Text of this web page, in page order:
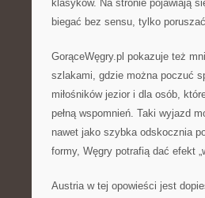
klasyków. Na stronie pojawiają
biegać bez sensu, tylko
GorąceWęgry.pl pokazuje też
szlakami, gdzie można poczuć
miłośników jezior i dla osób,
pełną wspomnień. Taki wyjazd
nawet jako szybka odskocznia
formy, Węgry potrafią dać efekt
Austria w tej opowieści jest